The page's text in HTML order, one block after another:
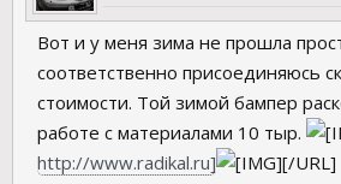
Вот и у меня зима не прошла
соответственно присоединяюсь
стоимости. Той зимой бампер
работе с материалами 10 тыр.
http://www.radikal.ru]
[/URL]